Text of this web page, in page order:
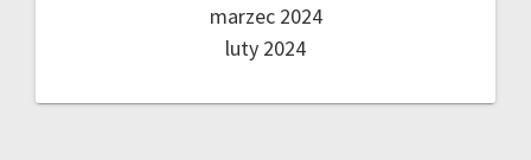
marzec 2024
luty 2024